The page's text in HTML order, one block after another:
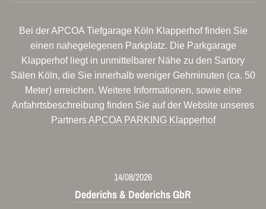
Bei der APCOA Tiefgarage Köln Klapperhof finden Sie
einen nahegelegenen Parkplatz. Die Parkgarage
Klapperhof liegt in unmittelbarer Nähe zu den Sartory
Sälen Köln, die Sie innerhalb weniger Gehminuten (ca. 50
Meter) erreichen. Weitere Informationen, sowie eine
Anfahrtsbeschreibung finden Sie auf der Website unseres
PartnersAPCOA PARKING Klapperhof
14/08/2026
Dederichs & Dederichs GbR